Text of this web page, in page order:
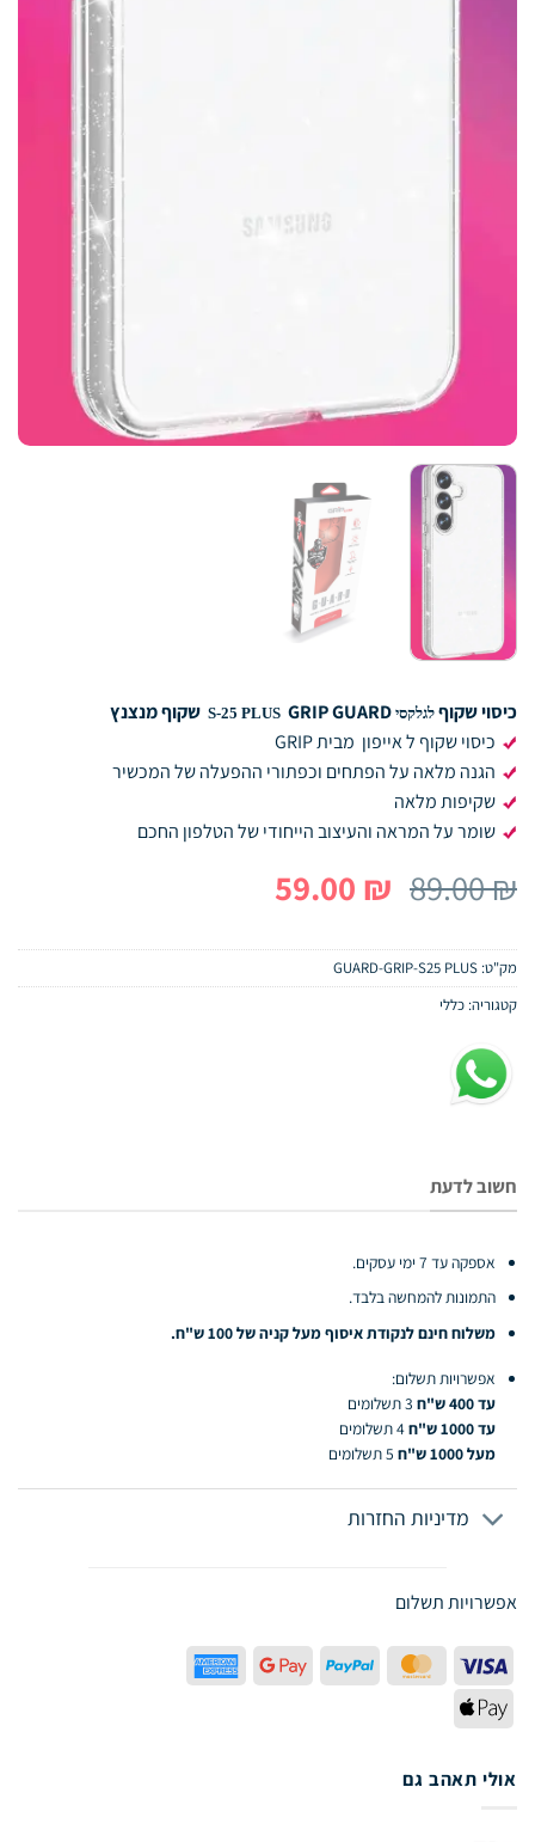
כיסוי שקוף לגלקסי S-25 PLUS GRIP GUARD שקוף מנצנץ
כיסוי שקוף ל אייפון מבית GRIP
הגנה מלאה על הפתחים וכפתורי ההפעלה של המכשיר
שקיפות מלאה
שומר על המראה והעיצוב הייחודי של הטלפון החכם
89.00₪ המחיר
היה:
89.00 ₪.
59.00 ₪ המחיר
הוא:
59.00 ₪. מק"ט: GUARD-GRIP-S25 PLUS
קטגוריה: כללי
חשוב לדעת
אספקה עד 7 ימי עסקים.
התמונות להמחשה בלבד.
משלוח חינם לנקודת איסוף מעל קניה של 100 ש"ח.
אפשרויות תשלום:
עד 400 ש"ח
3 תשלומים
עד 1000 ש"ח
4 תשלומים
מעל 1000 ש"ח
5 תשלומים
מדיניות החזרות
אפשרויות תשלום
Visa
MasterCard
PayPal
Google
Pay
Express
Apple
Pay
אולי תאהב גם